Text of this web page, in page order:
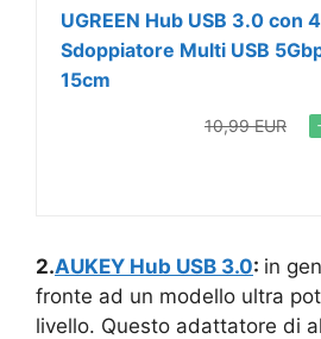
UGREEN Hub USB 3.0 con
Sdoppiatore Multi USB
15cm
10,99 EUR
2.AUKEY Hub USB 3.0: in
fronte ad un modello ultra
livello. Questo adattatore di